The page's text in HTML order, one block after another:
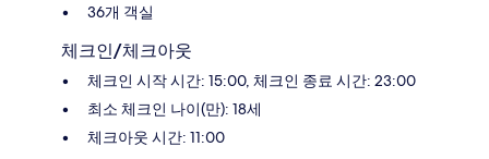
36개 객실
체크인/체크아웃
체크인 시작 시간: 15:00, 체크인 종료 시간: 23:00
최소 체크인 나이(만): 18세
체크아웃 시간: 11:00